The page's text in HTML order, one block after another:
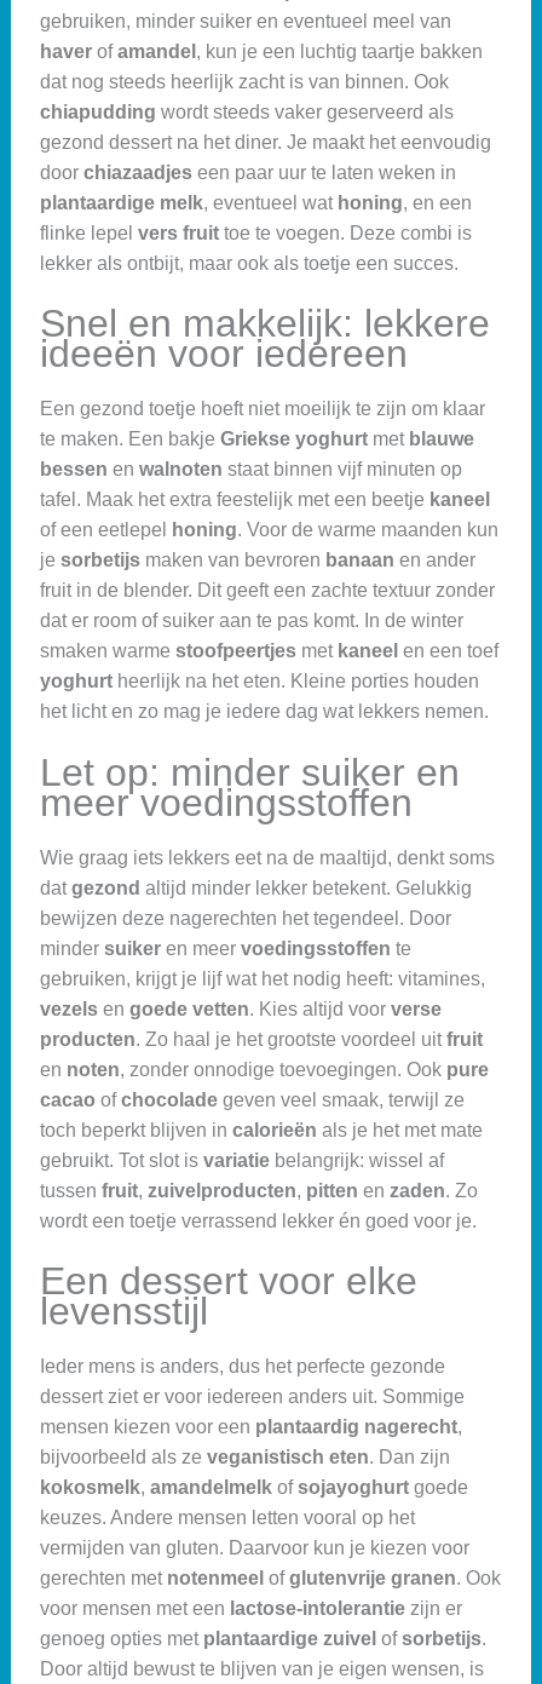
gebruiken, minder suiker en eventueel meel van
haverofamandel , kun je een luchtig taartje bakken
dat nog steeds heerlijk zacht is van binnen. Ook
chiapudding wordt steeds vaker geserveerd als
gezond dessert na het diner. Je maakt het eenvoudig
door chiazaadjeseen paar uur te laten weken in
plantaardige melk, eventueel wat honing, en een
flinke lepel vers fruittoe te voegen. Deze combi is
lekker als ontbijt, maar ook als toetje een succes.
Snel en makkelijk: lekkere
ideeën voor iedereen
Een gezond toetje hoeft niet moeilijk te zijn om klaar
te maken. Een bakje Griekse yoghurtmet blauwe
bessen en walnoten staat binnen vijf minuten op
tafel. Maak het extra feestelijk met een beetje kaneel
of een eetlepel
honing. Voor de warme maanden kun
je sorbetijsmaken van bevroren banaan en ander
fruit in de blender. Dit geeft een zachte textuur zonder
dat er room of suiker aan te pas komt. In de winter
smaken warme stoofpeertjesmet kaneel en een toef
yoghurtheerlijk na het eten. Kleine porties houden
het licht en zo mag je iedere dag wat lekkers nemen.
Let op: minder suiker en
meer voedingsstoffen
Wie graag iets lekkers eet na de maaltijd, denkt soms
datgezond altijd minder lekker betekent. Gelukkig
bewijzen deze nagerechten het tegendeel. Door
minder suikeren meer voedingsstoffen te
gebruiken, krijgt je lijf wat het nodig heeft: vitamines,
vezelsen goede vetten. Kies altijd voor verse
producten. Zo haal je het grootste voordeel uitfruit
en noten, zonder onnodige toevoegingen. Ook pure
cacao ofchocoladegeven veel smaak, terwijl ze
toch beperkt blijven in calorieën als je het met mate
gebruikt. Tot slot is variatiebelangrijk: wissel af
tussen fruit, zuivelproducten, pitten en zaden. Zo
wordt een toetje verrassend lekker én goed voor je.
Een dessert voor elke
levensstijl
Ieder mens is anders, dus het perfecte gezonde
dessert ziet er voor iedereen anders uit. Sommige
mensen kiezen voor een plantaardig nagerecht,
bijvoorbeeld als ze veganistisch eten. Dan zijn
kokosmelk, amandelmelkofsojayoghurtgoede
keuzes. Andere mensen letten vooral op het
vermijden van gluten. Daarvoor kun je kiezen voor
gerechten met notenmeel ofglutenvrije granen. Ook
voor mensen met een lactose-intolerantiezijn er
genoeg opties met plantaardige zuivel ofsorbetijs.
Door altijd bewust te blijven van je eigen wensen, is